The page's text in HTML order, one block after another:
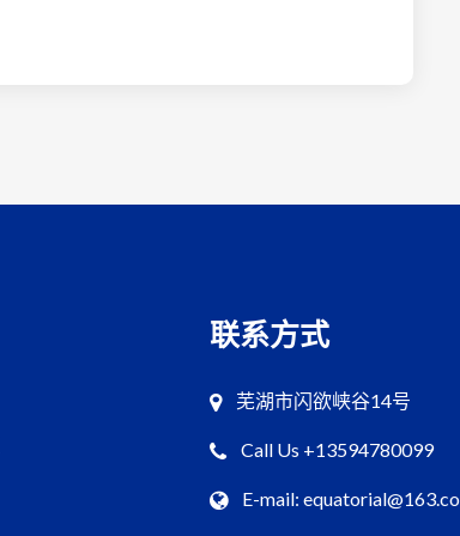
联系方式
芜湖市闪欲峡谷14号
Call Us +13594780099
E-mail: